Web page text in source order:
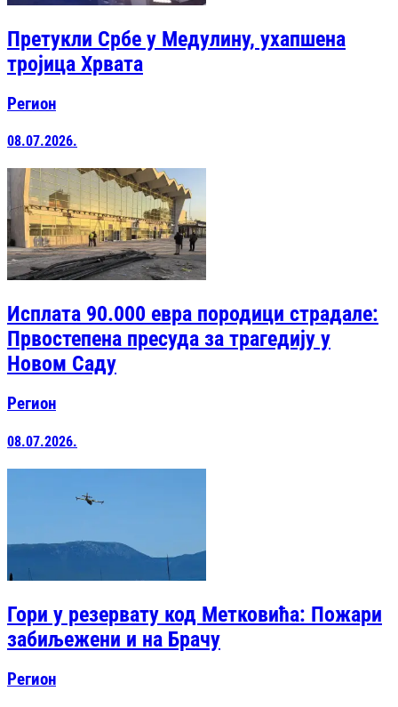
Претукли Србе у Медулину, ухапшена
тројица Хрвата
Регион
08.07.2026.
Исплата 90.000 евра породици страдале:
Првостепена пресуда за трагедију у
Новом Саду
Регион
08.07.2026.
Гори у резервату код Метковића: Пожари
забиљежени и на Брачу
Регион